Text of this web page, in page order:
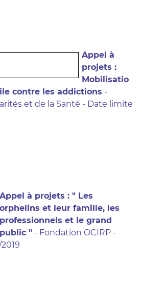
Appel à
projets :
Mobilisatio
contre les addictions -
et de la Santé - Date limite
Appel à projets : " Les
orphelins et leur famille, les
professionnels et le grand
public "- Fondation OCIRP -